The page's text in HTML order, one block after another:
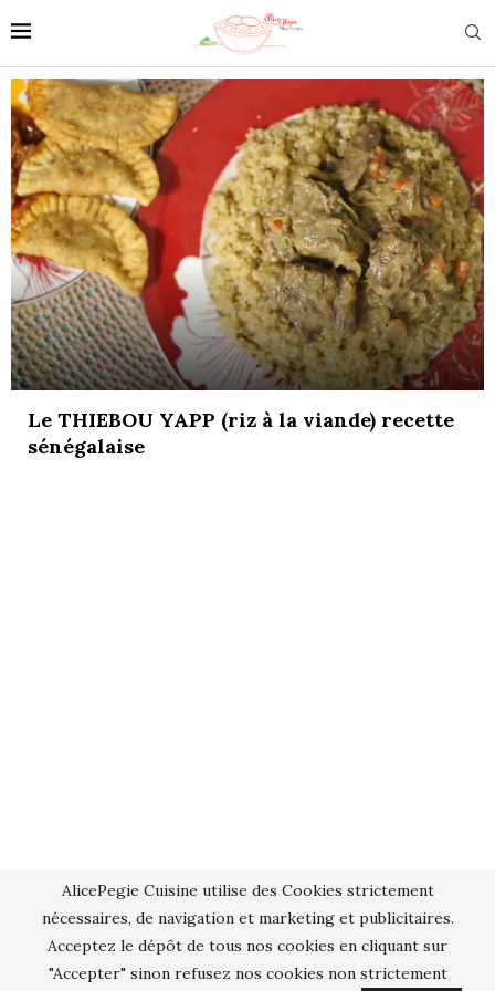
Le THIEBOU YAPP (riz à la viande) recette
sénégalaise
AlicePegie Cuisine utilise des Cookies strictement
nécessaires, de navigation et marketing et publicitaires.
Acceptez le dépôt de tous nos cookies en cliquant sur
"Accepter" sinon refusez nos cookies non strictement